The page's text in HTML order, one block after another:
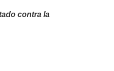
contra la